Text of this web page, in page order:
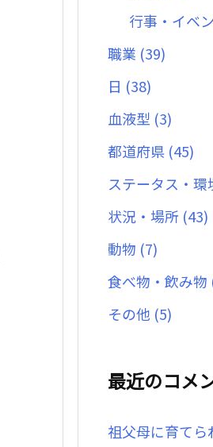
行事・イベ
職業 (39)
日 (38)
血液型 (3)
都道府県 (45)
ステータス・環
状況・場所 (43)
動物 (7)
食べ物・飲み物
その他 (5)
最近のコメ
祖父母に育てら